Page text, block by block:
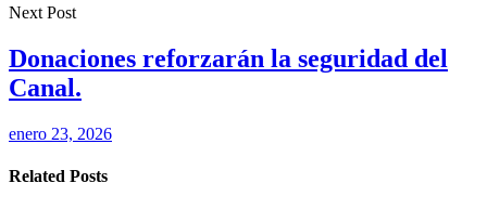
Next Post
Donaciones reforzarán la seguridad del
Canal.
enero 23, 2026
Related Posts